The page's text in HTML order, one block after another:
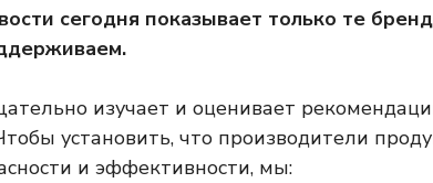
сегодня показывает только те
изучает и оценивает
установить, что производители
и эффективности, мы: